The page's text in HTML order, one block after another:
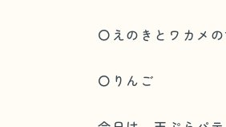
〇えのきとワカメ
〇りんご